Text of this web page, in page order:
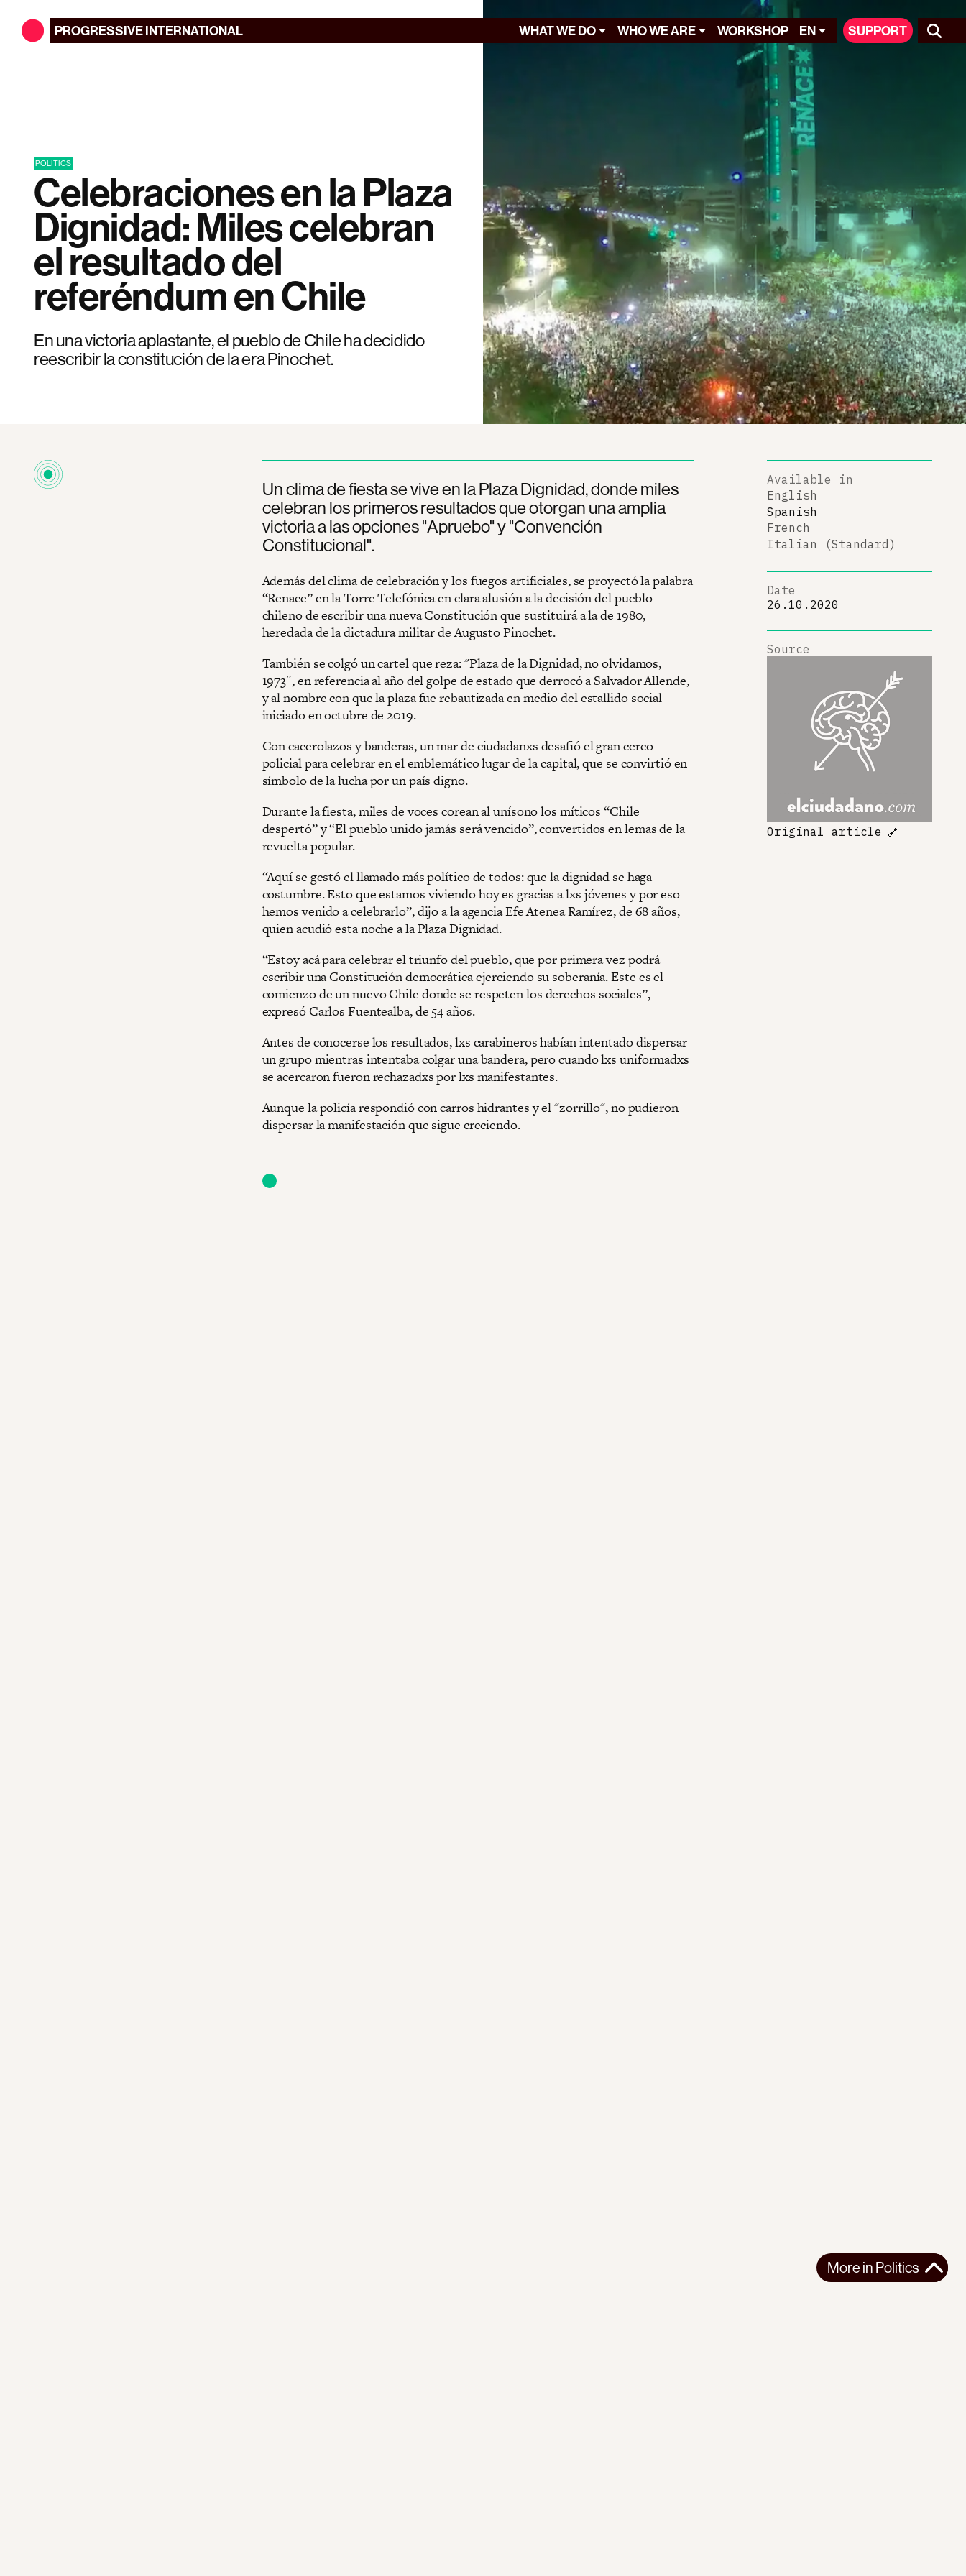
PROGRESSIVEINTERNATIONAL WHAT WE DO WHO WE ARE WORKSHOP EN SUPPORT
POLITICS
Celebraciones en la Plaza
Dignidad: Miles celebran
el resultado del
referéndum en Chile
En una victoria aplastante, el pueblo de Chile ha decidido
reescribir la constitución de la era Pinochet.
Un clima de fiesta se vive en la Plaza Dignidad, donde miles
celebran los primeros resultados que otorgan una amplia
victoria a las opciones "Apruebo" y "Convención
Constitucional".
Además del clima de celebración y los fuegos artificiales, se proyectó la palabra
“Renace” en la Torre Telefónica en clara alusión a la decisión del pueblo
chileno de escribir una nueva Constitución que sustituirá a la de 1980,
heredada de la dictadura militar de Augusto Pinochet.
También se colgó un cartel que reza: "Plaza de la Dignidad, no olvidamos,
1973″, en referencia al año del golpe de estado que derrocó a Salvador Allende,
y al nombre con que la plaza fue rebautizada en medio del estallido social
iniciado en octubre de 2019.
Con cacerolazos y banderas, un mar de ciudadanxs desafió el gran cerco
policial para celebrar en el emblemático lugar de la capital, que se convirtió en
símbolo de la lucha por un país digno.
Durante la fiesta, miles de voces corean al unísono los míticos “Chile
despertó” y “El pueblo unido jamás será vencido”, convertidos en lemas de la
revuelta popular.
“Aquí se gestó el llamado más político de todos: que la dignidad se haga
costumbre. Esto que estamos viviendo hoy es gracias a lxs jóvenes y por eso
hemos venido a celebrarlo”, dijo a la agencia Efe Atenea Ramírez, de 68 años,
quien acudió esta noche a la Plaza Dignidad.
“Estoy acá para celebrar el triunfo del pueblo, que por primera vez podrá
escribir una Constitución democrática ejerciendo su soberanía. Este es el
comienzo de un nuevo Chile donde se respeten los derechos sociales”,
expresó Carlos Fuentealba, de 54 años.
Antes de conocerse los resultados, lxs carabineros habían intentado dispersar
un grupo mientras intentaba colgar una bandera, pero cuando lxs uniformadxs
se acercaron fueron rechazadxs por lxs manifestantes.
Aunque la policía respondió con carros hidrantes y el "zorrillo", no pudieron
dispersar la manifestación que sigue creciendo.
Available in
English
Spanish
French
Italian (Standard)
Date
26.10.2020
Source
Original article 🔗
More in Politics